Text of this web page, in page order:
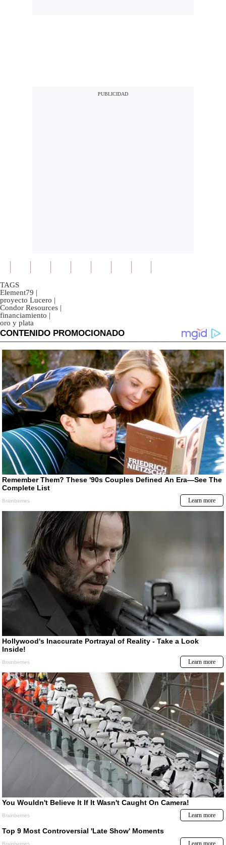
TAGS
Element79 |
proyecto Lucero |
Condor Resources |
financiamiento |
oro y plata